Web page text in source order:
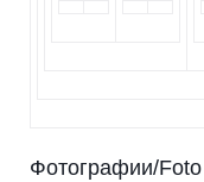
Фотографии/Foto